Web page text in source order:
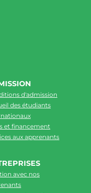
d'admission
des étudiants
et financement
aux apprenants
avec nos